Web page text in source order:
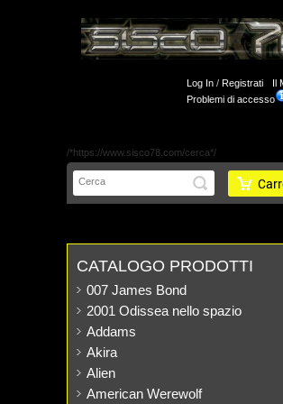
/*https://www.sisco78.com/cerca*/
Log In / Registrati
Il
Problemi di accesso
CATALOGO PRODOTTI
007 James Bond
2001 Odissea nello spazio
Addams
Akira
Alien
American Werewolf